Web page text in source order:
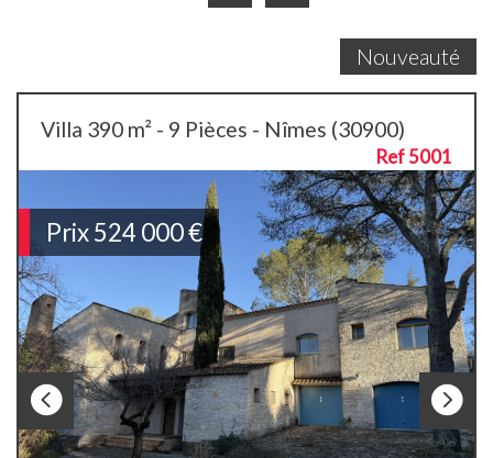
Nouveauté
Villa 390 m² - 9 Pièces - Nîmes (30900)
Ref 5001
Prix524 000€